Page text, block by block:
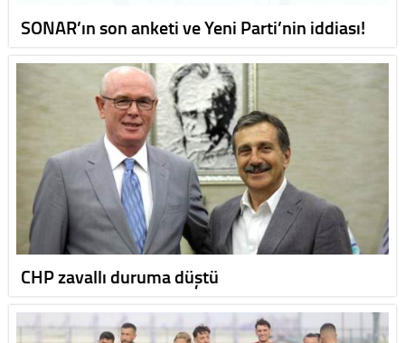
SONAR’ın son anketi ve Yeni Parti’nin iddiası!
CHP zavallı duruma düştü